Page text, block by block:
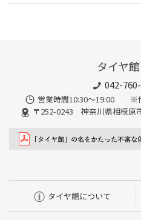
タイヤ
042-
営業時間10:30～19:00 ※
〒252-0243 神奈川県相模原
タイヤ館について